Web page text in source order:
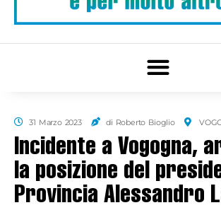
31 Marzo 2023 di Roberto Bioglio
Incidente a Vogogna,
la posizione del
Provincia Alessandro